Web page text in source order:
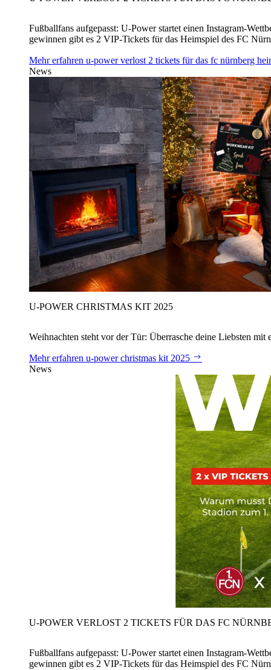
Fußballfans aufgepasst: U‑Power startet einen Instagram-
gewinnen gibt es 2 VIP-Tickets für das Heimspiel des FC
Mehr erfahren u‑power verlost 2 tickets für das fc nürnberg
News
U‑POWER CHRISTMAS KIT 2025
Weihnachten steht vor der Tür: Überrasche deine Liebsten
Mehr erfahren u‑power christmas kit 2025
News
U‑POWER VERLOST 2 TICKETS FÜR DAS FC
Fußballfans aufgepasst: U‑Power startet einen Instagram-
gewinnen gibt es 2 VIP-Tickets für das Heimspiel des FC